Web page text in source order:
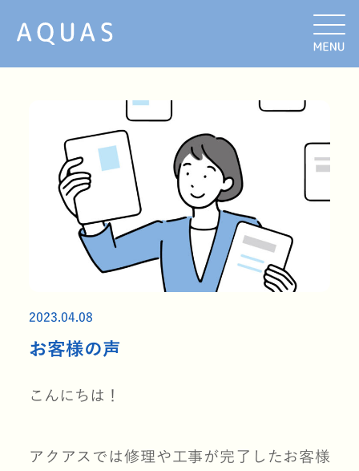
2023.04.08
お客様の声
こんにちは！
アクアスでは修理や工事が完了したお客様